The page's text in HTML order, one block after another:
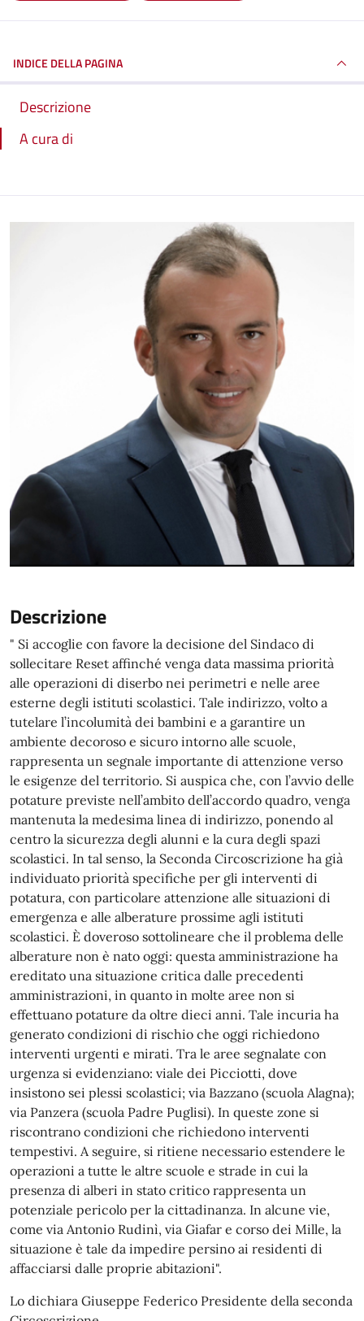
INDICE DELLA PAGINA
Descrizione
A cura di
Descrizione
" Si accoglie con favore la decisione del Sindaco di
sollecitare Reset affinché venga data massima priorità
alle operazioni di diserbo nei perimetri e nelle aree
esterne degli istituti scolastici. Tale indirizzo, volto a
tutelare l’incolumità dei bambini e a garantire un
ambiente decoroso e sicuro intorno alle scuole,
rappresenta un segnale importante di attenzione verso
le esigenze del territorio. Si auspica che, con l’avvio delle
potature previste nell’ambito dell’accordo quadro, venga
mantenuta la medesima linea di indirizzo, ponendo al
centro la sicurezza degli alunni e la cura degli spazi
scolastici. In tal senso, la Seconda Circoscrizione ha già
individuato priorità specifiche per gli interventi di
potatura, con particolare attenzione alle situazioni di
emergenza e alle alberature prossime agli istituti
scolastici. È doveroso sottolineare che il problema delle
alberature non è nato oggi: questa amministrazione ha
ereditato una situazione critica dalle precedenti
amministrazioni, in quanto in molte aree non si
effettuano potature da oltre dieci anni. Tale incuria ha
generato condizioni di rischio che oggi richiedono
interventi urgenti e mirati. Tra le aree segnalate con
urgenza si evidenziano: viale dei Picciotti, dove
insistono sei plessi scolastici; via Bazzano (scuola Alagna);
via Panzera (scuola Padre Puglisi). In queste zone si
riscontrano condizioni che richiedono interventi
tempestivi. A seguire, si ritiene necessario estendere le
operazioni a tutte le altre scuole e strade in cui la
presenza di alberi in stato critico rappresenta un
potenziale pericolo per la cittadinanza. In alcune vie,
come via Antonio Rudinì, via Giafar e corso dei Mille, la
situazione è tale da impedire persino ai residenti di
affacciarsi dalle proprie abitazioni".
Lo dichiara Giuseppe Federico Presidente della seconda